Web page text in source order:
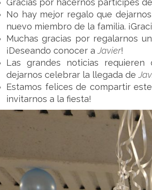
Gracias por hacernos partícipes
No hay mejor regalo que
nuevo miembro de la familia.
Muchas gracias por regalarnos
¡Deseando conocer aJavier!
Las grandes noticias requieren
dejarnos celebrar la llegada de
Estamos felices de compartir
invitarnos a la fiesta!